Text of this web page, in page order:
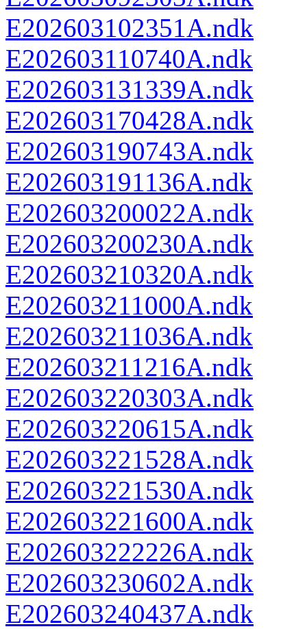
E202603102351A.ndk
E202603110740A.ndk
E202603131339A.ndk
E202603170428A.ndk
E202603190743A.ndk
E202603191136A.ndk
E202603200022A.ndk
E202603200230A.ndk
E202603210320A.ndk
E202603211000A.ndk
E202603211036A.ndk
E202603211216A.ndk
E202603220303A.ndk
E202603220615A.ndk
E202603221528A.ndk
E202603221530A.ndk
E202603221600A.ndk
E202603222226A.ndk
E202603230602A.ndk
E202603240437A.ndk